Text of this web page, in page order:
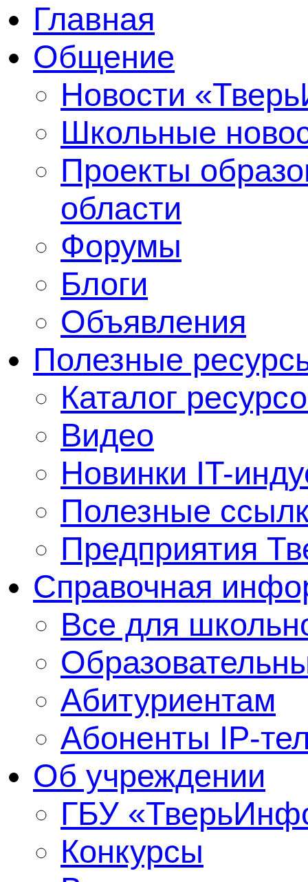
Главная
Общение
Новости
Школьные
Проекты
области
Форумы
Блоги
Объявления
Полезные
Каталог
Видео
Новинки IT-
Полезные
Предприятия
Справочная
Все для
Абитуриентам
Абоненты IP-
Об учреждении
ГБУ
Конкурсы